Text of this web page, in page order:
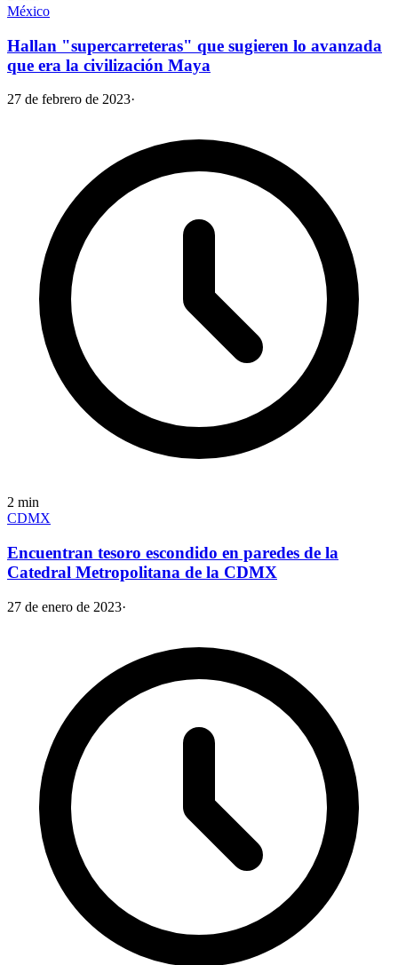
México
Hallan "supercarreteras" que sugieren lo avanzada
que era la civilización Maya
27 de febrero de 2023·
2 min
CDMX
Encuentran tesoro escondido en paredes de la
Catedral Metropolitana de la CDMX
27 de enero de 2023·